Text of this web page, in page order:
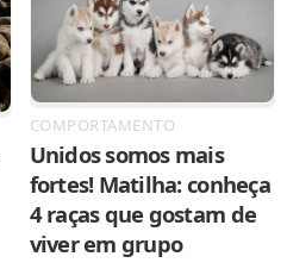
COMPORTAMENTO
Unidos somos mais
fortes! Matilha: conheça
4 raças que gostam de
viver em grupo